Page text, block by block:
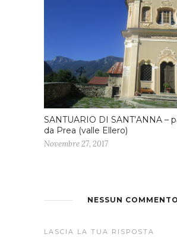
SANTUARIO DI SANT’ANNA –
da Prea (valle Ellero)
Novembre 27, 2017
NESSUN COMMENTO
LASCIA LA TUA RISPOSTA